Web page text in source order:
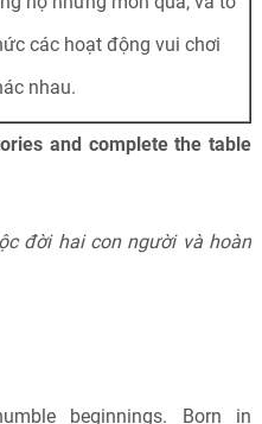
các hoạt động vui chơi
nhau.
and complete the table
đời hai con người và hoàn
beginnings. Born in